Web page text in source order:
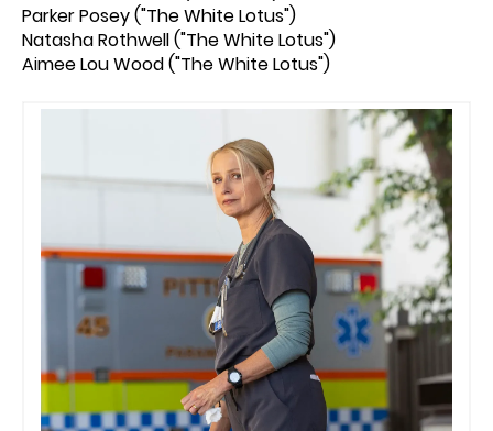
Parker Posey ("The White Lotus")
Natasha Rothwell ("The White Lotus")
Aimee Lou Wood ("The White Lotus")